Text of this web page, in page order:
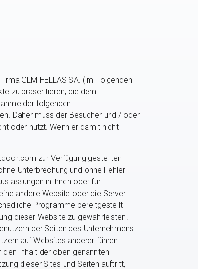
GLM HELLAS SA. (im Folgenden
zu präsentieren, die dem
der folgenden
Daher muss der Besucher und / oder
oder nutzt. Wenn er damit nicht
zur Verfügung gestellten
Unterbrechung und ohne Fehler
in ihnen oder für
andere Website oder die Server
Programme bereitgestellt
dieser Website zu gewährleisten.
der Seiten des Unternehmens
auf Websites anderer führen
Inhalt der oben genannten
dieser Sites und Seiten auftritt,